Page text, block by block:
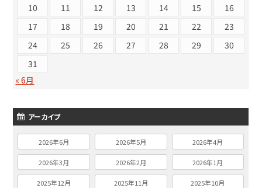
10
11 12 13 14 15
16
17
18 19 20 21 22
23
24
25 26 27 28 29
30
31
« 6月
アーカイブ
2026年6月 2026年5月 2026年4月
2026年3月 2026年2月 2026年1月
2025年12月 2025年11月 2025年10月